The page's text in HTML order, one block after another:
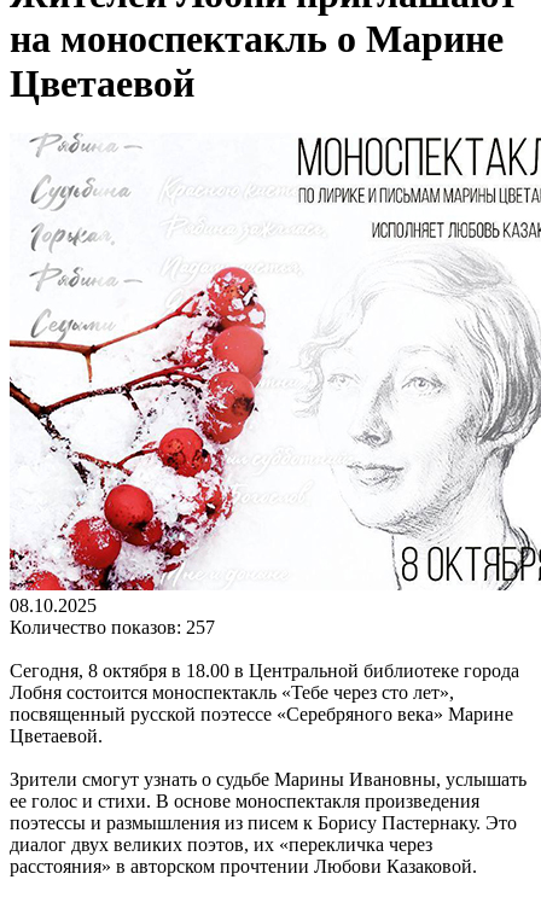
на моноспектакль о Марине
Цветаевой
08.10.2025
Количество показов: 257
Сегодня, 8 октября в 18.00 в Центральной библиотеке города
Лобня состоится моноспектакль «Тебе через сто лет»,
посвященный русской поэтессе «Серебряного века» Марине
Цветаевой.
Зрители смогут узнать о судьбе Марины Ивановны, услышать
ее голос и стихи. В основе моноспектакля произведения
поэтессы и размышления из писем к Борису Пастернаку. Это
диалог двух великих поэтов, их «перекличка через
расстояния» в авторском прочтении Любови Казаковой.